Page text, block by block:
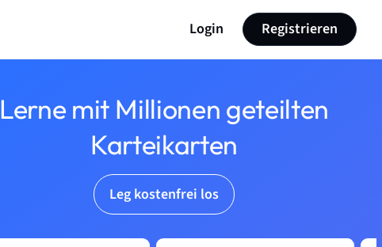
Login Registrieren
Lerne mit Millionen geteilten
Karteikarten
Leg kostenfrei los